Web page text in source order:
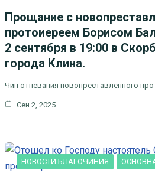
Прощание с
протоиереем Борисом
2 сентября в 19:00 в
города Клина.
Чин отпевания новопреставленного
Сен 2, 2025
НОВОСТИ БЛАГОЧИНИЯ